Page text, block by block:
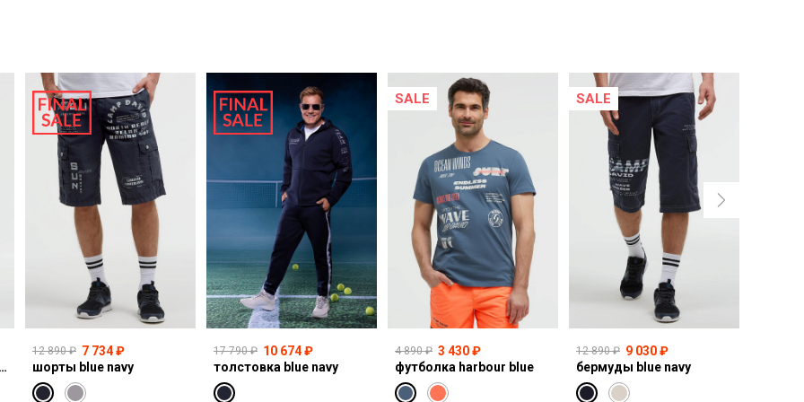
джинсы NI:CO:R611 light vintage print jogg
12 890 ₽ 7 734 ₽
шорты blue navy
17 790 ₽ 10 674 ₽
толстовка blue navy
SALE
4 890 ₽ 3 430 ₽
футболка harbour blue
SALE
12 890 ₽ 9 030 ₽
бермуды blue navy